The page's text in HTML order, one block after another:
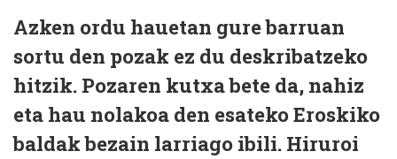
Azken ordu hauetan gure barruan
sortu den pozak ez du deskribatzeko
hitzik. Pozaren kutxa bete da, nahiz
eta hau nolakoa den esateko Eroskiko
baldak bezain larriago ibili. Hiruroi